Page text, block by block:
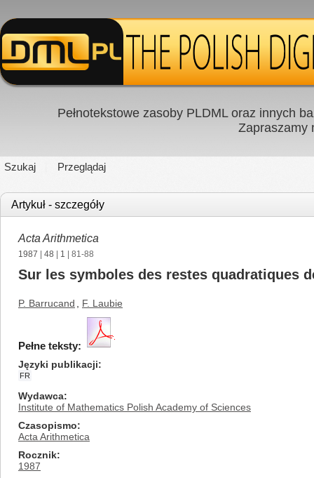
Pełnotekstowe zasoby PLDML oraz innych
Zapraszamy
Szukaj Przeglądaj
Artykuł - szczegóły
Acta Arithmetica
1987 48 1 | 81-88
Sur les symboles des restes quadratiques
P. Barrucand F. Laubie
Pełne teksty:
Języki publikacji
FR
Wydawca
Institute of Mathematics Polish Academy of Sciences
Czasopismo
Acta Arithmetica
Rocznik
1987